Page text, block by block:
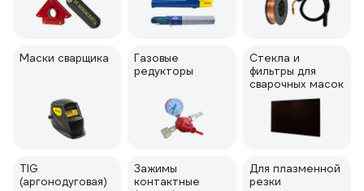
Маски сварщика
Газовые
редукторы
Стекла и
фильтры для
сварочных масок
TIG
(аргонодуговая)
Зажимы
контактные
Для плазменной
резки